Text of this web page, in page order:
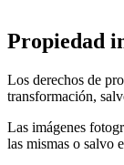
Propiedad
Los derechos de
transformación,
Las imágenes
las mismas o salvo